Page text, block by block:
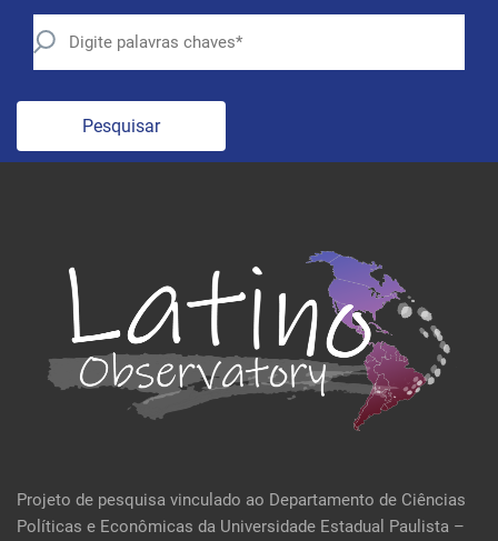
Pesquisar
Projeto de pesquisa vinculado ao Departamento de Ciências
Políticas e Econômicas da Universidade Estadual Paulista –